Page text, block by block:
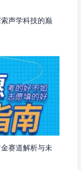
声学科技的巅
赛道解析与未